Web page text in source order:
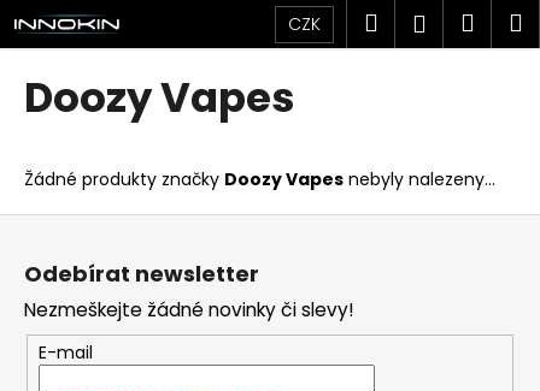
Přejít
na
obsah
CZK Hledat
Doozy Vapes
Žádné produkty značky Doozy Vapes nebyly nalezeny...
K
o
o
p
o
t
ř
e
b
Z
Odebírat newsletter
Nezmeškejte žádné novinky či slevy!
E-mail